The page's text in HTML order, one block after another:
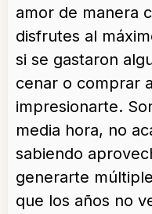
amor de manera
disfrutes al
si se gastaron
cenar o comprar
impresionarte.
media hora, no
sabiendo
generarte
que los años no